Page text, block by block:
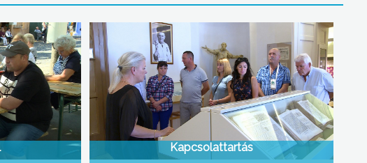
Kapcsolattartás